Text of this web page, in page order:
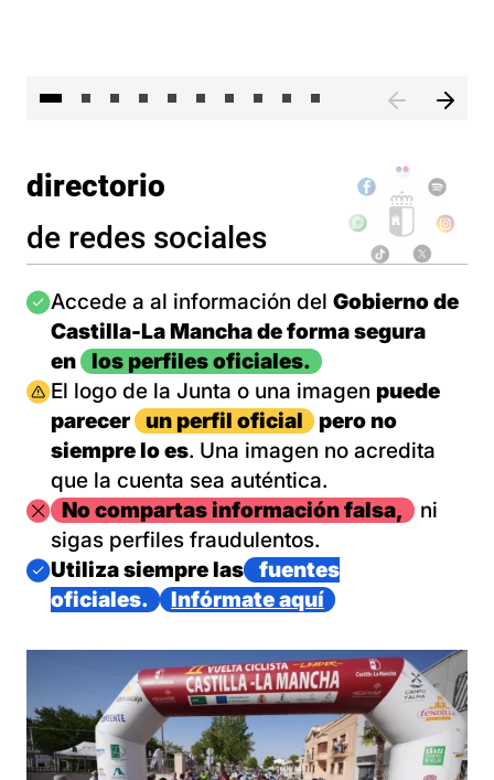
directorio
de redes sociales
Imagen
Accede a al información del Gobierno de
Castilla-La Mancha de forma segura
en
los perfiles oficiales.
Imagen
El logo de la Junta o una imagen puede
parecer
un perfil oficial
pero no
siempre lo es. Una imagen no acredita
que la cuenta sea auténtica.
ImagenNo compartas información falsa,
ni
sigas perfiles fraudulentos.
Imagen
Utiliza siempre las
fuentes
oficiales.
Infórmate aquí